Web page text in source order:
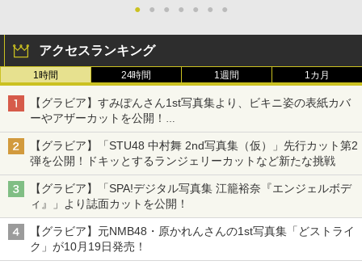
● ● ● ● ● ● ●
アクセスランキング
1時間 24時間 1週間 1カ月
【グラビア】すみぽんさん1st写真集より、ビキニ姿の表紙カバ
ーやアザーカットを公開！
タイトルは「offcourt（オフコート）」に決定
【グラビア】「STU48 中村舞 2nd写真集（仮）」先行カット第2
弾を公開！ドキッとするランジェリーカットなど新たな挑戦
【グラビア】「SPA!デジタル写真集 江籠裕奈『エンジェルボデ
ィ』」より誌面カットを公開！
【グラビア】元NMB48・原かれんさんの1st写真集「どストライ
ク」が10月19日発売！